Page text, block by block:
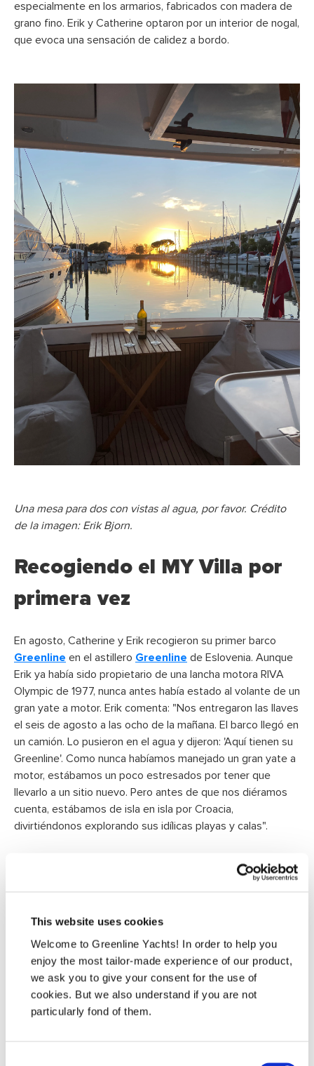
This website uses cookies
Welcome to Greenline Yachts! In order to help you
enjoy the most tailor-made experience of our product,
we ask you to give your consent for the use of
cookies. But we also understand if you are not
particularly fond of them.
especialmente en los armarios, fabricados con madera de
grano fino. Erik y Catherine optaron por un interior de nogal,
que evoca una sensación de calidez a bordo.
Una mesa para dos con vistas al agua, por favor. Crédito
de la imagen: Erik Bjorn.
Recogiendo el MY Villa por
primera vez
En agosto, Catherine y Erik recogieron su primer barco
Greenline en el astillero Greenline de Eslovenia. Aunque
Erik ya había sido propietario de una lancha motora RIVA
Olympic de 1977, nunca antes había estado al volante de un
gran yate a motor. Erik comenta: "Nos entregaron las llaves
el seis de agosto a las ocho de la mañana. El barco llegó en
un camión. Lo pusieron en el agua y dijeron: 'Aquí tienen su
Greenline'. Como nunca habíamos manejado un gran yate a
motor, estábamos un poco estresados por tener que
llevarlo a un sitio nuevo. Pero antes de que nos diéramos
cuenta, estábamos de isla en isla por Croacia,
divirtiéndonos explorando sus idílicas playas y calas".